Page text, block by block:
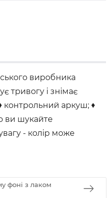
виробника
тривогу і знімає
контрольний аркуш; ♦
ви шукайте
- колір може
фоні з лаком